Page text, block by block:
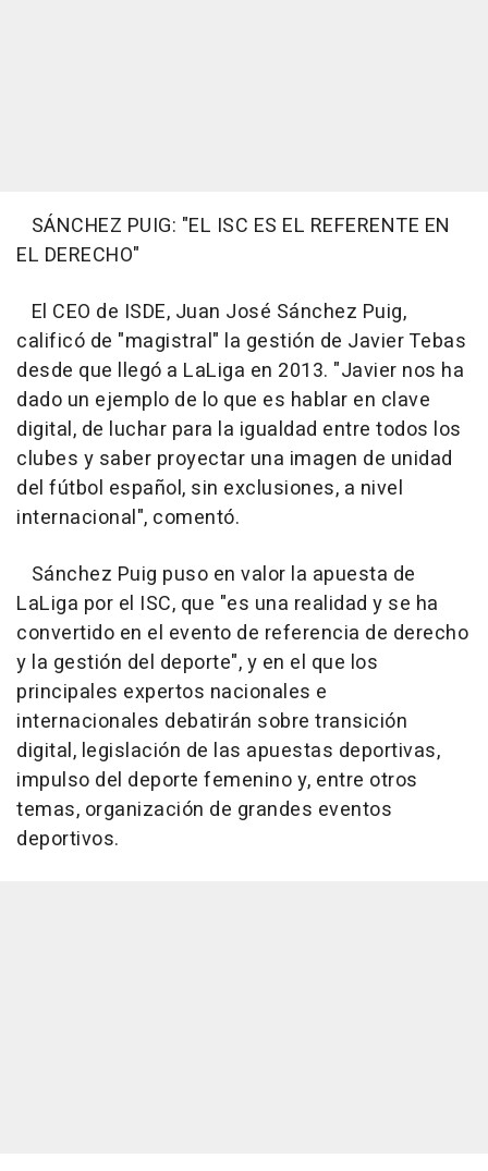
SÁNCHEZ PUIG: "EL ISC ES EL REFERENTE EN
EL DERECHO"
El CEO de ISDE, Juan José Sánchez Puig,
calificó de "magistral" la gestión de Javier Tebas
desde que llegó a LaLiga en 2013. "Javier nos ha
dado un ejemplo de lo que es hablar en clave
digital, de luchar para la igualdad entre todos los
clubes y saber proyectar una imagen de unidad
del fútbol español, sin exclusiones, a nivel
internacional", comentó.
Sánchez Puig puso en valor la apuesta de
LaLiga por el ISC, que "es una realidad y se ha
convertido en el evento de referencia de derecho
y la gestión del deporte", y en el que los
principales expertos nacionales e
internacionales debatirán sobre transición
digital, legislación de las apuestas deportivas,
impulso del deporte femenino y, entre otros
temas, organización de grandes eventos
deportivos.